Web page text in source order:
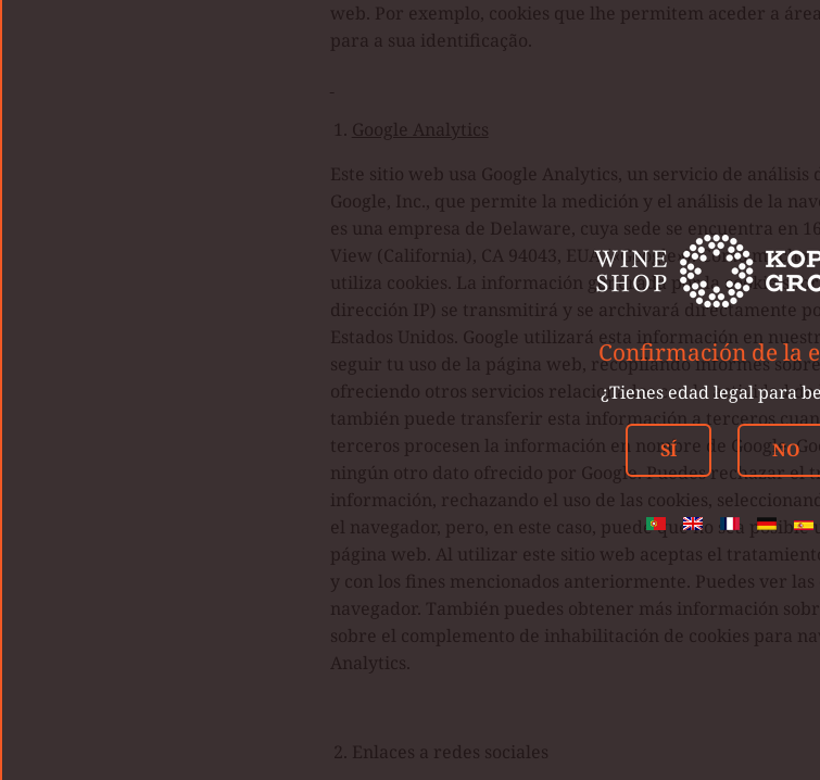
web. Por exemplo, cookies que lhe permitem aceder a
para a sua identificação.
Google Analytics
Este sitio web usa Google Analytics, un servicio de
Google, Inc., que permite la medición y el análisis de la
es una empresa de Delaware, cuya sede se encuentra en
View (California), CA 94043, EUA («Google»). Como
utiliza cookies. La información generada por la cookie
dirección IP) se transmitirá y se archivará directamente
Estados Unidos. Google utilizará esta información en
seguir tu uso de la página web, recopilando informes
ofreciendo otros servicios relacionados con la actividad
también puede transferir esta información a terceros
terceros procesen la información en nombre de Google.
ningún otro dato ofrecido por Google. Puedes rechazar el
información, rechazando el uso de las cookies,
el navegador, pero, en este caso, puede que no sea
página web. Al utilizar este sitio web aceptas el
y con los fines mencionados anteriormente. Puedes ver
navegador. También puedes obtener más información
sobre el complemento de inhabilitación de cookies para
Analytics.
Enlaces a redes sociales
Confirmación de la
¿Tienes edad legal para
SÍ NO